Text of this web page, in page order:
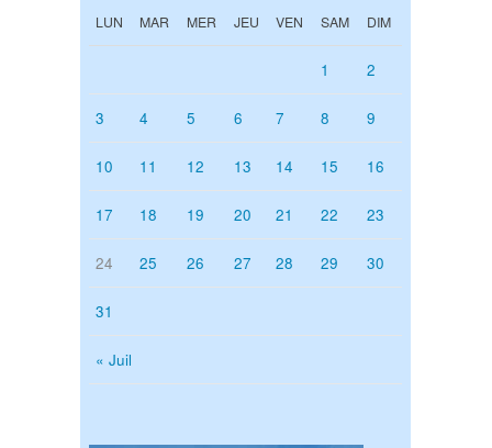
LUN MAR MER JEU VEN SAM DIM
« Juil
1 2
3 4 5 6 7 8 9
10 11 12 13 14 15 16
17 18 19 20 21 22 23
24 25 26 27 28 29 30
31